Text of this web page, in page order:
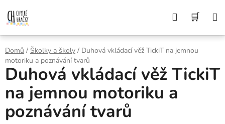
na
obsah
Z DŮVODU DOVOLENÉ BUDEME VAŠE
OBJEDNÁVKY ODESÍLAT AŽ 10. 8. DĚKUJEME
ZA POCHOPENÍ A PŘEJEME KRÁSNÉ LÉTO🌞
Hledat
Domů / Školky a školy / Duhová vkládací věž TickiT na jemnou
motoriku a poznávání tvarů
Duhová vkládací věž TickiT
na jemnou motoriku a
poznávání tvarů